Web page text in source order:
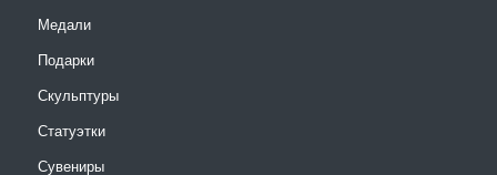
Медали
Подарки
Скульптуры
Статуэтки
Сувениры